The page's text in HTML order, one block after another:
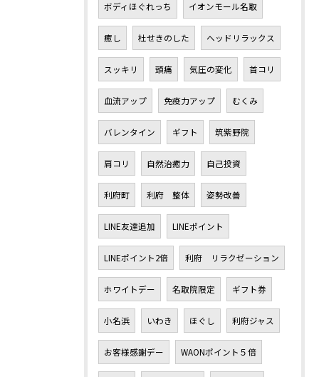
ボディほぐれっち イオンモール名取
癒し 杜せきのした ヘッドリラックス
スッキリ 頭痛 気圧の変化 首コリ
血流アップ 免疫力アップ むくみ
バレンタイン ギフト 筑紫野院
肩コリ 自然治癒力 自己投資
利府町 利府 整体 姿勢改善
LINE友達追加 LINEポイント
LINEポイント2倍 利府 リラクゼーション
ホワイトデー 名取院限定 ギフト券
小名浜 いわき ほぐし 利府ジャス
お客様感謝デー WAONポイント５倍